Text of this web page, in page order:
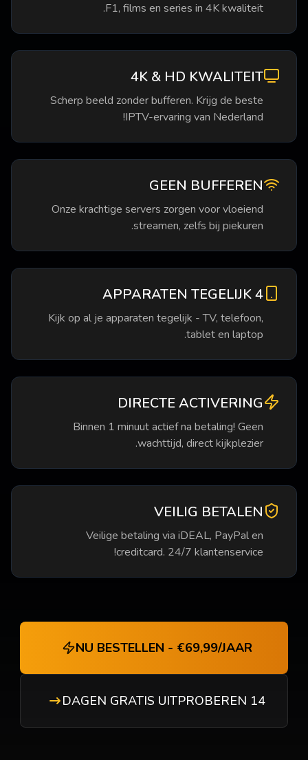
F1, films en series in 4K kwaliteit.
4K & HD KWALITEIT
Scherp beeld zonder bufferen. Krijg de beste
IPTV-ervaring van Nederland!
GEEN BUFFEREN
Onze krachtige servers zorgen voor vloeiend
streamen, zelfs bij piekuren.
4 APPARATEN TEGELIJK
Kijk op al je apparaten tegelijk - TV, telefoon,
tablet en laptop.
DIRECTE ACTIVERING
Binnen 1 minuut actief na betaling! Geen
wachttijd, direct kijkplezier.
VEILIG BETALEN
Veilige betaling via iDEAL, PayPal en
creditcard. 24/7 klantenservice!
NU BESTELLEN - €69,99/JAAR
14 DAGEN GRATIS UITPROBEREN